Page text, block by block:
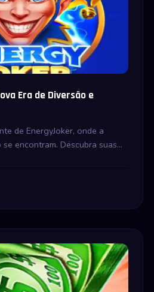
Era de Diversão e
de EnergyJoker, onde a
encontram. Descubra suas